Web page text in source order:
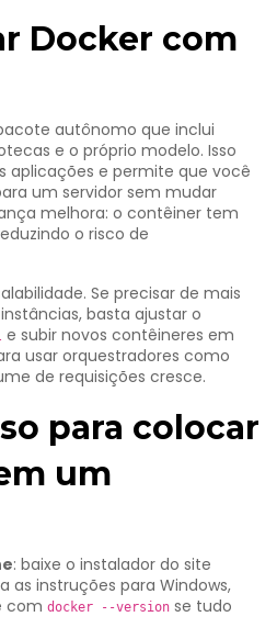
Docker com
autônomo que inclui
e o próprio modelo. Isso
aplicações e permite que você
um servidor sem mudar
melhora: o contêiner tem
o risco de
Se precisar de mais
basta ajustar o
e subir novos contêineres em
usar orquestradores como
de requisições cresce.
para colocar
um
: baixe o instalador do site
as instruções para Windows,
com docker --version se tudo